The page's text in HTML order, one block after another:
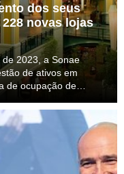
dos seus
novas lojas
2023, a Sonae
de ativos em
de ocupação de